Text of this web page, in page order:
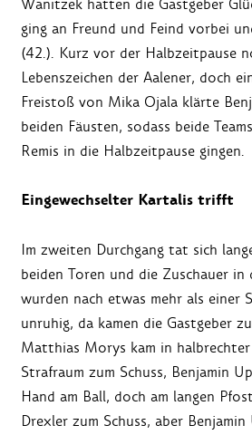
Wanitzek hatten die Gastgeber
ging an Freund und Feind vorbei
(42.). Kurz vor der Halbzeitpause
Lebenszeichen der Aalener, doch
Freistoß von Mika Ojala klärte
beiden Fäusten, sodass beide
Remis in die Halbzeitpause gingen.
Eingewechselter Kartalis trifft
Im zweiten Durchgang tat sich
beiden Toren und die Zuschauer in
wurden nach etwas mehr als einer
unruhig, da kamen die Gastgeber
Matthias Morys kam in
Strafraum zum Schuss, Benjamin
Hand am Ball, doch am langen
Drexler zum Schuss, aber